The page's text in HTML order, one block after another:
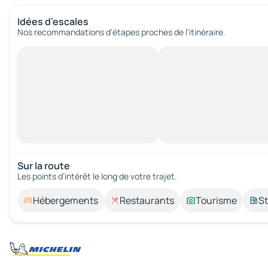
Idées d’escales
Nos recommandations d'étapes proches de l’itinéraire.
Sur la route
Les points d’intérêt le long de votre trajet.
Hébergements Restaurants Tourisme